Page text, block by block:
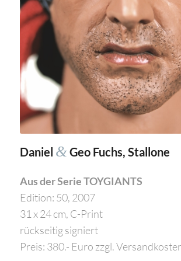
Daniel &Geo Fuchs, Stallone
Aus der Serie TOYGIANTS
Edition: 50, 2007
31 x 24 cm, C-Print
rückseitig signiert
Preis: 380.- Euro zzgl.